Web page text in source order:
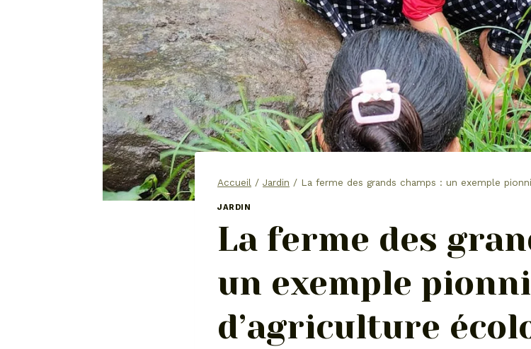
Accueil / Jardin / La ferme des grands champs : un exemple
JARDIN
La ferme des
un exemple
d’agriculture